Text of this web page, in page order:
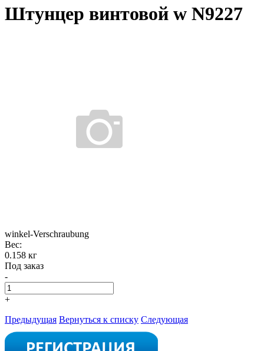
Штунцер винтовой w N9227
winkel-Verschraubung
Вес:
0.158 кг
Под заказ
-
+
Предыдущая Вернуться к списку Следующая